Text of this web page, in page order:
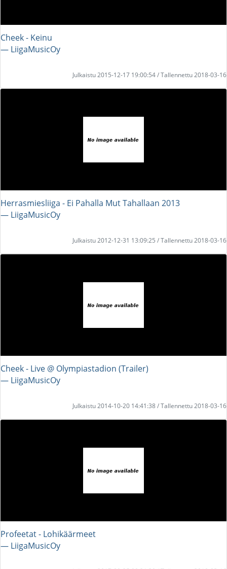
Cheek - Keinu
― LiigaMusicOy
Julkaistu 2015-12-17 19:00:54 / Tallennettu 2018-03-16
Herrasmiesliiga - Ei Pahalla Mut Tahallaan 2013
― LiigaMusicOy
Julkaistu 2012-12-31 13:09:25 / Tallennettu 2018-03-16
Cheek - Live @ Olympiastadion (Trailer)
― LiigaMusicOy
Julkaistu 2014-10-20 14:41:38 / Tallennettu 2018-03-16
Profeetat - Lohikäärmeet
― LiigaMusicOy